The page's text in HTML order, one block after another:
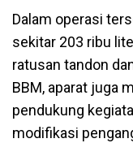
Dalam operasi
sekitar 203 ribu
ratusan tandon
BBM, aparat juga
pendukung
modifikasi